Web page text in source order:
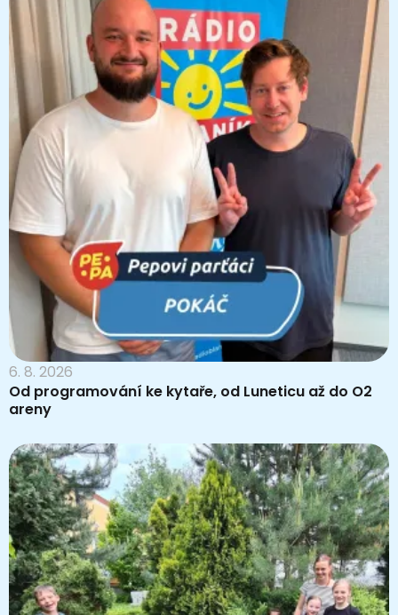
6. 8. 2026
Od programování ke kytaře, od Luneticu až do O2
areny